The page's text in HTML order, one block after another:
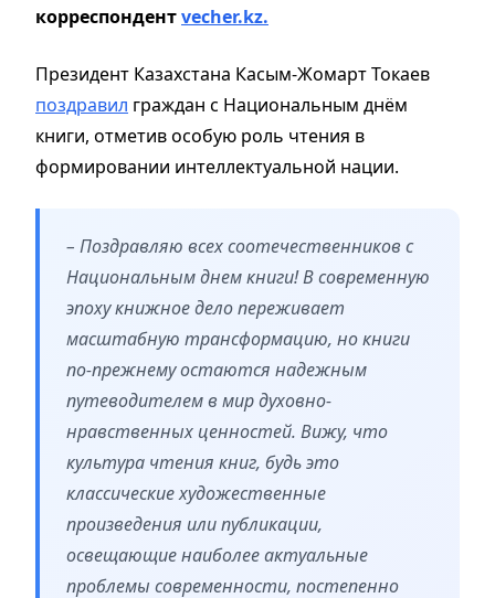
корреспондентvecher.kz.
Президент Казахстана Касым-Жомарт Токаев
поздравил граждан с Национальным днём
книги, отметив особую роль чтения в
формировании интеллектуальной нации.
– Поздравляю всех соотечественников с
Национальным днем книги! В современную
эпоху книжное дело переживает
масштабную трансформацию, но книги
по-прежнему остаются надежным
путеводителем в мир духовно-
нравственных ценностей. Вижу, что
культура чтения книг, будь это
классические художественные
произведения или публикации,
освещающие наиболее актуальные
проблемы современности, постепенно